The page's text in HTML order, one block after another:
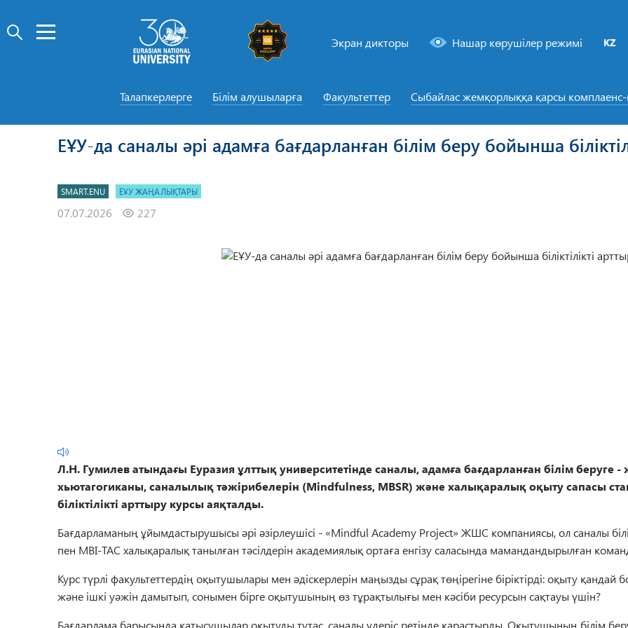
Экран дикторы Нашар көрушілер режимі KZ
Талапкерлерге Білім алушыларға Факультеттер Сыбайлас жемқорлыққа қарсы
ЕҰУ-да саналы әрі адамға бағдарланған білім беру бойынша
SMART.ENU ЕҰУ ЖАҢАЛЫҚТАРЫ
07.07.2026 227
Л.Н. Гумилев атындағы Еуразия ұлттық университетінде саналы, адамға бағдарланған білім беруге -
хьютагогиканы, саналылық тәжірибелерін (Mindfulness, MBSR) және халықаралық оқыту сапасы
біліктілікті арттыру курсы аяқталды.
Бағдарламаның ұйымдастырушысы әрі әзірлеушісі - «Mindful Academy Project» ЖШС компаниясы, ол саналы
пен MBI-TAC халықаралық танылған тәсілдерін академиялық ортаға енгізу саласында мамандандырылған
Курс түрлі факультеттердің оқытушылары мен әдіскерлерін маңызды сұрақ төңірегіне біріктірді: оқыту қандай
және ішкі уәжін дамытып, сонымен бірге оқытушының өз тұрақтылығы мен кәсіби ресурсын сақтауы үшін?
Бағдарлама барысында қатысушылар оқытуды тұтас, саналы үдеріс ретінде қарастырды. Оқытушының білім